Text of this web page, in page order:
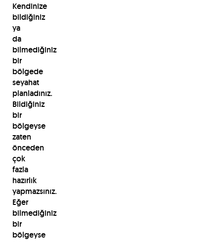
Kendinize
bildiğiniz
ya
da
bilmediğiniz
bir
bölgede
seyahat
planladınız.
Bildiğiniz
bir
bölgeyse
zaten
önceden
çok
fazla
hazırlık
yapmazsınız.
Eğer
bilmediğiniz
bir
bölgeyse